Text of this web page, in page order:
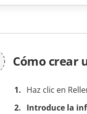
Cómo crear
Haz clic en
Introduce la